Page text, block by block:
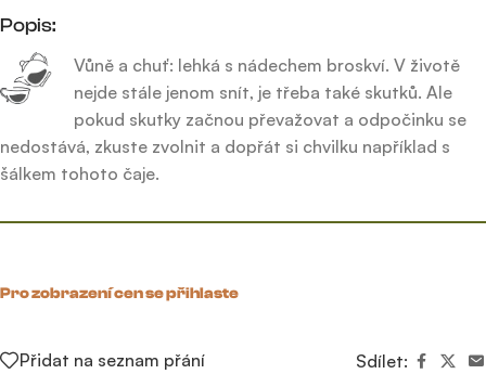
Popis:
Vůně a chuť: lehká s nádechem broskví. V životě
nejde stále jenom snít, je třeba také skutků. Ale
pokud skutky začnou převažovat a odpočinku se
nedostává, zkuste zvolnit a dopřát si chvilku například s
šálkem tohoto čaje.
Pro zobrazení cen se přihlaste
Přidat na seznam přání Sdílet: